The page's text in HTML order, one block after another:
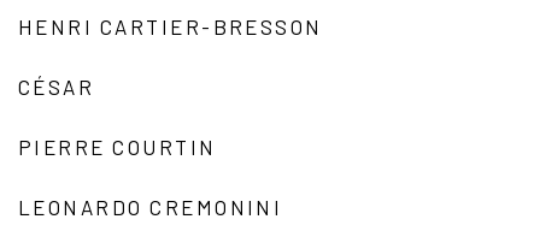
HENRI CARTIER-BRESSON
CÉSAR
PIERRE COURTIN
LEONARDO CREMONINI